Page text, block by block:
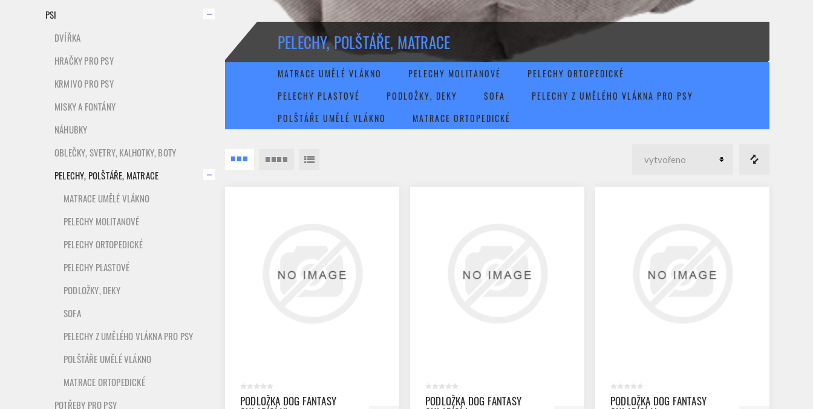
PELECHY, POLŠTÁŘE, MATRACE
MATRACE UMĚLÉ VLÁKNO PELECHY MOLITANOVÉ
PELECHY ORTOPEDICKÉ
PELECHY PLASTOVÉ
PODLOŽKY, DEKY SOFA
PELECHY Z UMĚLÉHO VLÁKNA PRO PSY
POLŠTÁŘE UMĚLÉ VLÁKNO
MATRACE ORTOPEDICKÉ
PODLOŽKA DOG FANTASY PODLOŽKA DOG FANTASY PODLOŽKA DOG FANTASY
PSI
DVÍŘKA
HRAČKY PRO PSY
KRMIVO PRO PSY
MISKY A FONTÁNY
NÁHUBKY
OBLEČKY, SVETRY, KALHOTKY, BOTY
PELECHY, POLŠTÁŘE, MATRACE
MATRACE UMĚLÉ VLÁKNO
PELECHY MOLITANOVÉ
PELECHY ORTOPEDICKÉ
PELECHY PLASTOVÉ
PODLOŽKY, DEKY
SOFA
PELECHY Z UMĚLÉHO VLÁKNA PRO PSY
POLŠTÁŘE UMĚLÉ VLÁKNO
MATRACE ORTOPEDICKÉ
POTŘEBY PRO PSY